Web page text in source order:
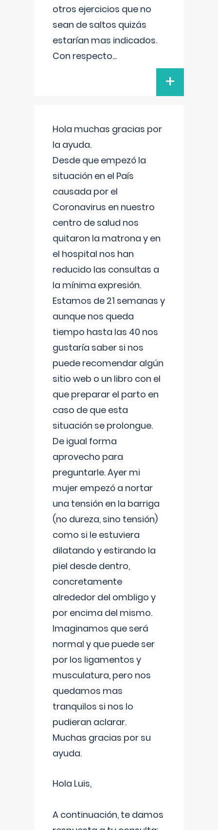
otros ejercicios que no
sean de saltos quizás
estarían mas indicados.
Con respecto...
+
Hola muchas gracias por
la ayuda.
Desde que empezó la
situación en el País
causada por el
Coronavirus en nuestro
centro de salud nos
quitaron la matrona y en
el hospital nos han
reducido las consultas a
la mínima expresión.
Estamos de 21 semanas y
aunque nos queda
tiempo hasta las 40 nos
gustaría saber si nos
puede recomendar algún
sitio web o un libro con el
que preparar el parto en
caso de que esta
situación se prolongue.
De igual forma
aprovecho para
preguntarle. Ayer mi
mujer empezó a nortar
una tensión en la barriga
(no dureza, sino tensión)
como si le estuviera
dilatando y estirando la
piel desde dentro,
concretamente
alrededor del ombligo y
por encima del mismo.
Imaginamos que será
normal y que puede ser
por los ligamentos y
musculatura, pero nos
quedamos mas
tranquilos si nos lo
pudieran aclarar.
Muchas gracias por su
ayuda.
Hola Luis,
A continuación, te damos